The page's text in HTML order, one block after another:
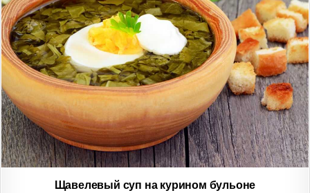
Щавелевый суп на курином бульоне